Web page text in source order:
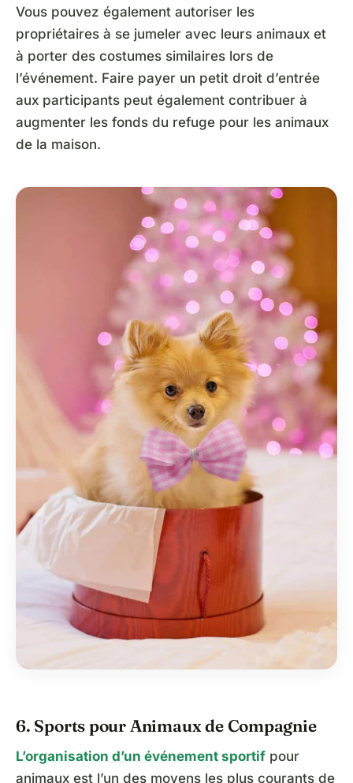
Vous pouvez également autoriser les
propriétaires à se jumeler avec leurs animaux et
à porter des costumes similaires lors de
l’événement. Faire payer un petit droit d’entrée
aux participants peut également contribuer à
augmenter les fonds du refuge pour les animaux
de la maison.
6. Sports pour Animaux de Compagnie
L’organisation d’un événement sportif pour
animaux est l’un des moyens les plus courants de